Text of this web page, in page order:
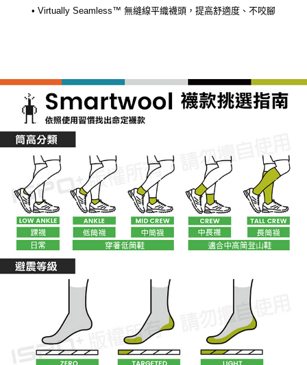
• Virtually Seamless™ 無縫線平織襪頭，提高舒適度、不咬腳